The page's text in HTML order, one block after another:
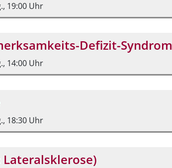
19:00 Uhr
Defizit-Syndrom
14:00 Uhr
18:30 Uhr
Lateralsklerose)